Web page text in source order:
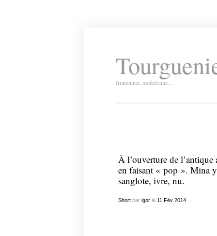
Irrationnel, molletonné…
À l’ouverture de
en faisant « pop ». Mina
sanglote, ivre, nu.
Shortpar igorle 11 Fév 2014